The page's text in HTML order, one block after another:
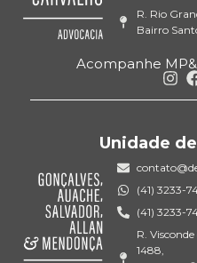
R. Rio
Bairro
Acompanhe
Unidade
(41) 3233-
(41) 3233-
R.
1488,